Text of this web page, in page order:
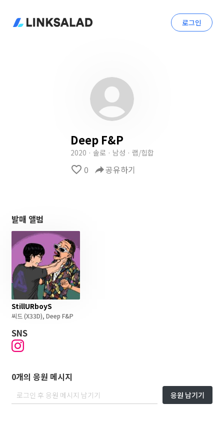
로그인
Deep F&P
2020 · 솔로 · 남성 · 랩/힙합
favorite_border 0 reply공유하기
발매 앨범
StillURboyS
씨드 (X33D), Deep F&P
SNS
0개의 응원 메시지
응원 남기기